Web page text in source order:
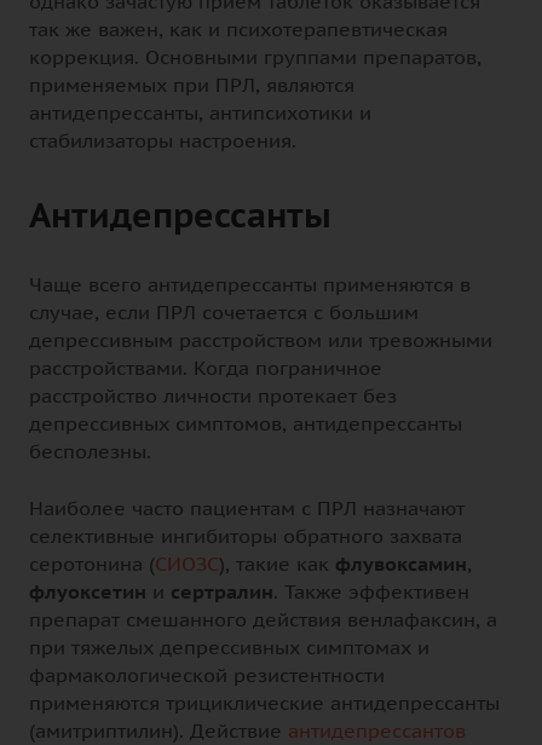
так же важен, как и психотерапевтическая
коррекция. Основными группами препаратов,
применяемых при ПРЛ, являются
антидепрессанты, антипсихотики и
стабилизаторы настроения.
Антидепрессанты
Чаще всего антидепрессанты применяются в
случае, если ПРЛ сочетается с большим
депрессивным расстройством или тревожными
расстройствами. Когда пограничное
расстройство личности протекает без
депрессивных симптомов, антидепрессанты
бесполезны.
Наиболее часто пациентам с ПРЛ назначают
селективные ингибиторы обратного захвата
серотонина (СИОЗС), такие как флувоксамин,
флуоксетин и сертралин. Также эффективен
препарат смешанного действия венлафаксин, а
при тяжелых депрессивных симптомах и
фармакологической резистентности
применяются трициклические антидепрессанты
(амитриптилин). Действие антидепрессантов